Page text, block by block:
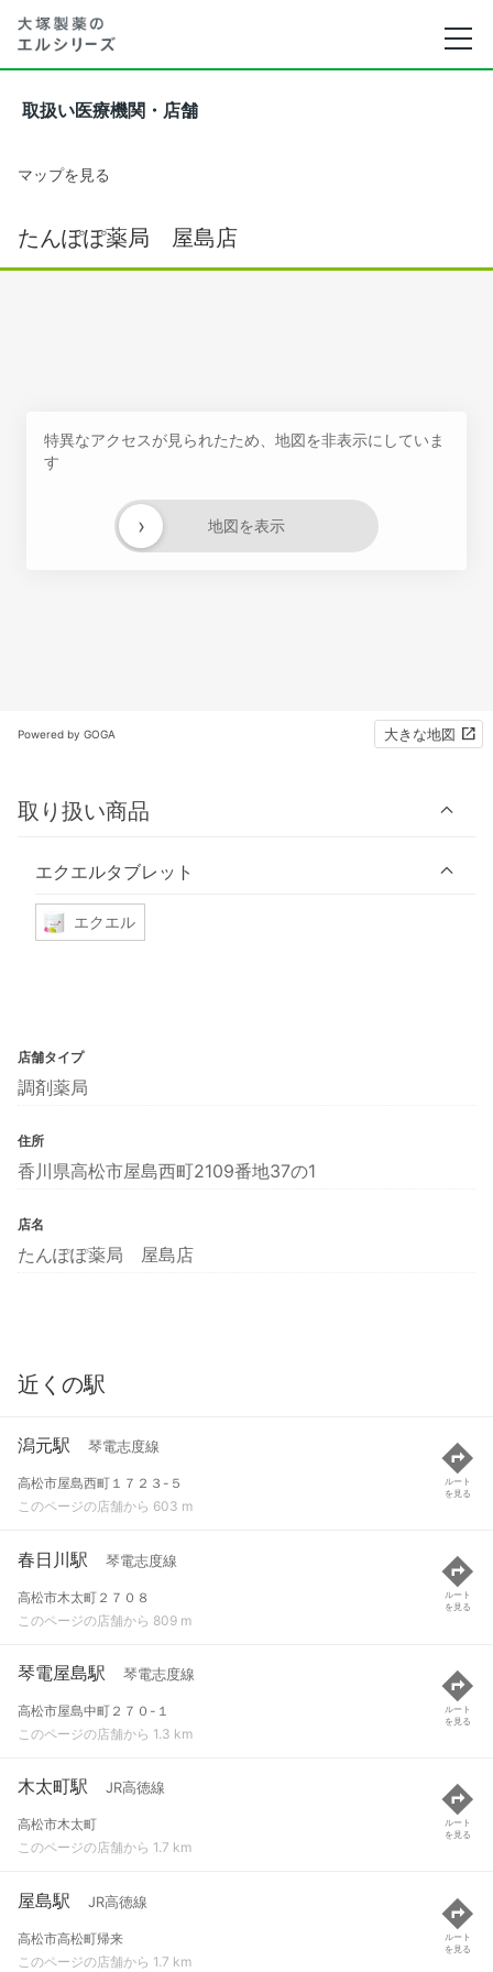
取扱い医療機関・店舗
マップを見る
たんぽぽ薬局 屋島店
特異なアクセスが見られたため、地図を非表示にしていま
す
地図を表示
›
Powered by GOGA 大きな地図
取り扱い商品
エクエルタブレット
エクエル
店舗タイプ
調剤薬局
住所
香川県高松市屋島西町2109番地37の1
店名
たんぽぽ薬局 屋島店
近くの駅
潟元駅 琴電志度線
高松市屋島西町１７２３-５
このページの店舗から 603 m
ルート
を見る
春日川駅 琴電志度線
高松市木太町２７０８
このページの店舗から 809 m
ルート
を見る
琴電屋島駅 琴電志度線
高松市屋島中町２７０-１
このページの店舗から 1.3 km
ルート
を見る
木太町駅 JR高徳線
高松市木太町
このページの店舗から 1.7 km
ルート
を見る
屋島駅 JR高徳線
高松市高松町帰来
このページの店舗から 1.7 km
ルート
を見る